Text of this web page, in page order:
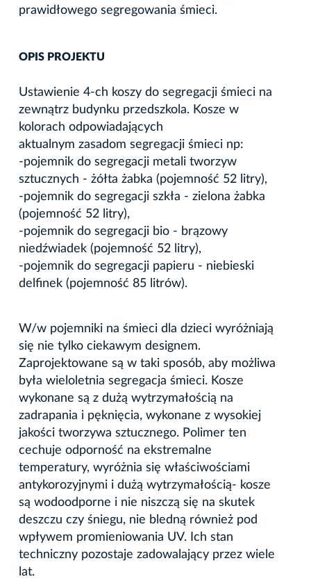
prawidłowego segregowania śmieci.
OPIS PROJEKTU
Ustawienie 4-ch koszy do segregacji śmieci na
zewnątrz budynku przedszkola. Kosze w
kolorach odpowiadających
aktualnym zasadom segregacji śmieci np:
-pojemnik do segregacji metali tworzyw
sztucznych - żółta żabka (pojemność 52 litry),
-pojemnik do segregacji szkła - zielona żabka
(pojemność 52 litry),
-pojemnik do segregacji bio - brązowy
niedźwiadek (pojemność 52 litry),
-pojemnik do segregacji papieru - niebieski
delfinek (pojemność 85 litrów).
W/w pojemniki na śmieci dla dzieci wyróżniają
się nie tylko ciekawym designem.
Zaprojektowane są w taki sposób, aby możliwa
była wieloletnia segregacja śmieci. Kosze
wykonane są z dużą wytrzymałością na
zadrapania i pęknięcia, wykonane z wysokiej
jakości tworzywa sztucznego. Polimer ten
cechuje odporność na ekstremalne
temperatury, wyróżnia się właściwościami
antykorozyjnymi i dużą wytrzymałością- kosze
są wodoodporne i nie niszczą się na skutek
deszczu czy śniegu, nie bledną również pod
wpływem promieniowania UV. Ich stan
techniczny pozostaje zadowalający przez wiele
lat.